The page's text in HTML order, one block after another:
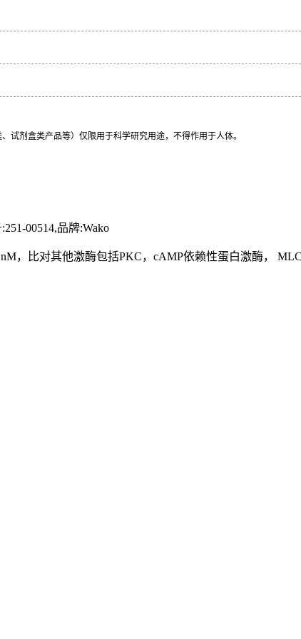
试剂盒类产品等）仅限用于科学研究用途，不得作用于人体。
00514,品牌:Wako
，比对其他激酶包括PKC，cAMP依赖性蛋白激酶，